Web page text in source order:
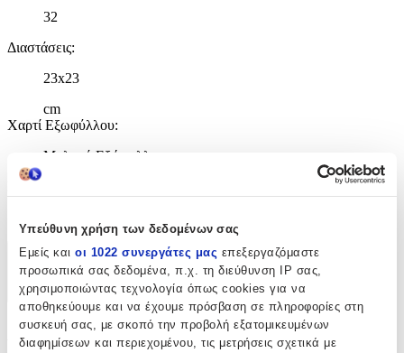
Υπεύθυνη χρήση των δεδομένων σας
Εμείς και οι 1022 συνεργάτες μας επεξεργαζόμαστε
προσωπικά σας δεδομένα, π.χ. τη διεύθυνση IP σας,
χρησιμοποιώντας τεχνολογία όπως cookies για να
αποθηκεύουμε και να έχουμε πρόσβαση σε πληροφορίες στη
συσκευή σας, με σκοπό την προβολή εξατομικευμένων
διαφημίσεων και περιεχομένου, τις μετρήσεις σχετικά με
32
Διαστάσεις:
23x23
cm
Χαρτί Εξωφύλλου:
Μαλακό Εξώφυλλο
ISBN
Χαρακτηριστικά
+
Χαρακτηριστικά